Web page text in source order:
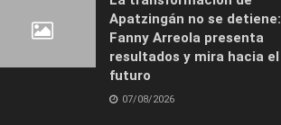
Apatzingán no se detiene:
Fanny Arreola presenta
resultados y mira hacia el
futuro
07/08/2026